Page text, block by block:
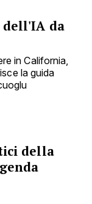
dell'IA da
in California,
la guida
della